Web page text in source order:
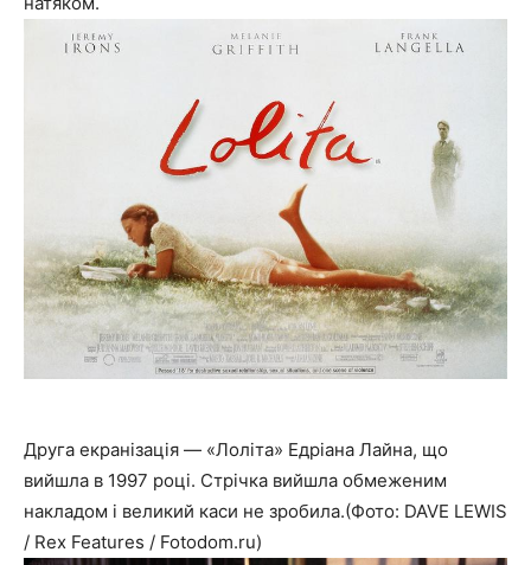
Друга екранізація — «Лоліта» Едріана Лайна, що
вийшла в 1997 році. Стрічка вийшла обмеженим
накладом і великий каси не зробила.(Фото: DAVE LEWIS
/ Rex Features / Fotodom.ru)